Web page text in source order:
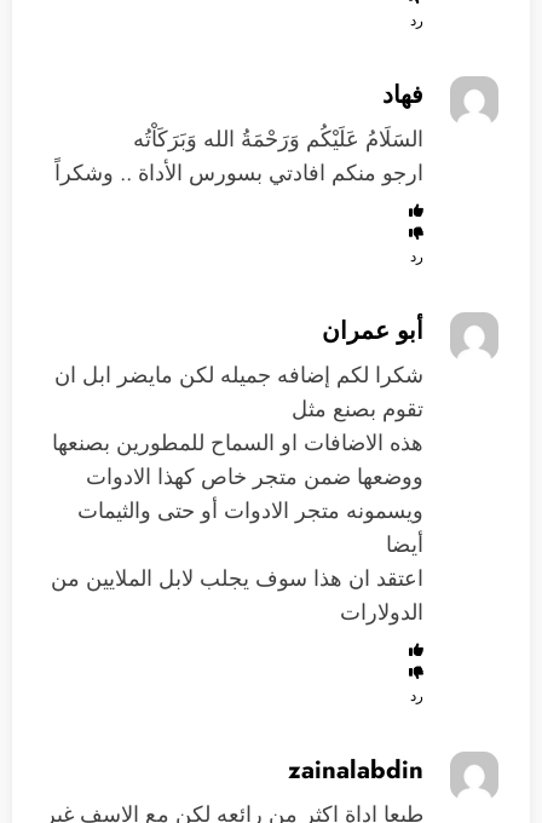
رد
فهاد
السَلَامُ عَلَيْكُم وَرَحْمَةُ الله وَبَرَكَاْتُه
ارجو منكم افادتي بسورس الأداة .. وشكراً
رد
أبو عمران
شكرا لكم إضافه جميله لكن مايضر ابل ان
تقوم بصنع مثل
هذه الاضافات او السماح للمطورين بصنعها
ووضعها ضمن متجر خاص كهذا الادوات
ويسمونه متجر الادوات أو حتى والثيمات
أيضا
اعتقد ان هذا سوف يجلب لابل الملايين من
الدولارات
رد
zainalabdin
طبعا اداة اكثر من رائعه لكن مع الاسف غير